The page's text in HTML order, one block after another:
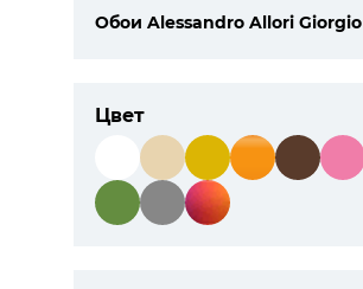
Обои Alessandro Allori Giorgio
Цвет